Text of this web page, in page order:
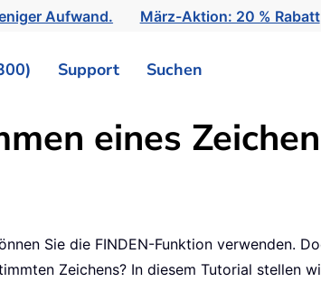
Aufwand. März-Aktion: 20 % Rabatt
Support Suchen
eines
Sie die FINDEN-Funktion verwenden.
Zeichens? In diesem Tutorial stellen